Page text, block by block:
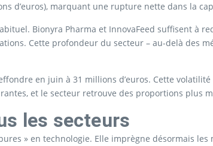
d’euros), marquant une rupture nette dans la
Bionyra Pharma et InnovaFeed suffisent à
Cette profondeur du secteur – au-delà des
en juin à 31 millions d’euros. Cette
et le secteur retrouve des proportions plus
les secteurs
» en technologie. Elle imprègne désormais